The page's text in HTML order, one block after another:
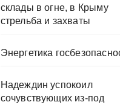
склады в огне, в Крыму
стрельба и захваты
Энергетика
Надеждин успокоил
сочувствующих из-под